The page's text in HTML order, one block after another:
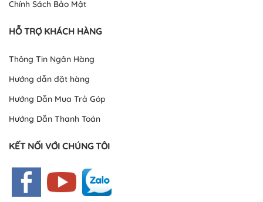
Chính Sách Bảo Mật
HỖ TRỢ KHÁCH HÀNG
Thông Tin Ngân Hàng
Hướng dẫn đặt hàng
Hướng Dẫn Mua Trả Góp
Hướng Dẫn Thanh Toán
KẾT NỐI VỚI CHÚNG TÔI